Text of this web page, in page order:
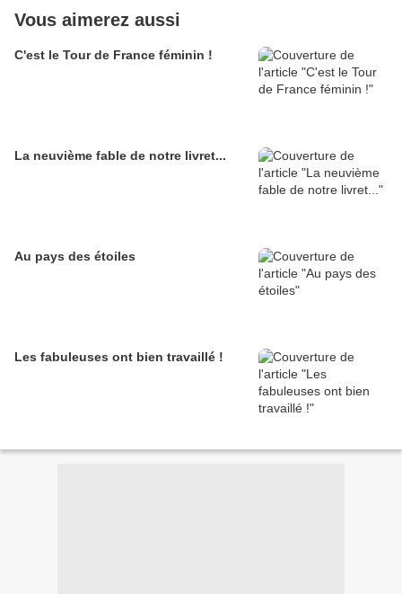
Vous aimerez aussi
C'est le Tour de France féminin !
La neuvième fable de notre livret...
Au pays des étoiles
Les fabuleuses ont bien travaillé !